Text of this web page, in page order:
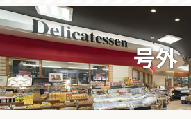
号外